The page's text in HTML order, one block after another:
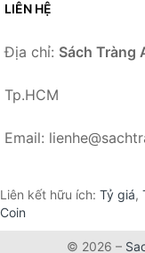
LIÊN HỆ
Địa chỉ: Sách Tràng
Tp.HCM
Email:
Liên kết hữu ích: Tỷ giá,
Coin
© 2026 –